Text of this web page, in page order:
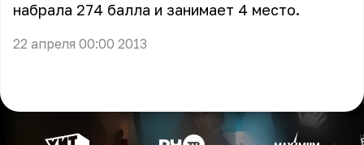
набрала 274 балла и занимает 4 место.
22 апреля 00:00 2013